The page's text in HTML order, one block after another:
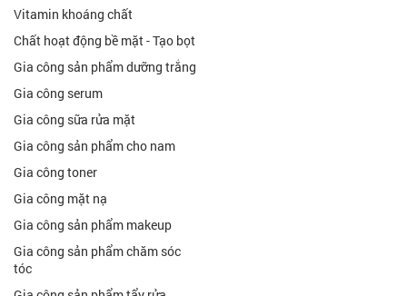
Vitamin khoáng chất
Chất hoạt động bề mặt - Tạo bọt
Gia công sản phẩm dưỡng trắng
Gia công serum
Gia công sữa rửa mặt
Gia công sản phẩm cho nam
Gia công toner
Gia công mặt nạ
Gia công sản phẩm makeup
Gia công sản phẩm chăm sóc
tóc